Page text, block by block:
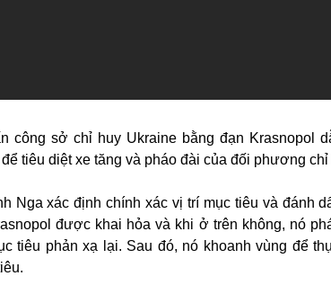
công sở chỉ huy Ukraine bằng đạn Krasnopol
tiêu diệt xe tăng và pháo đài của đối phương chỉ
Nga xác định chính xác vị trí mục tiêu và đánh
được khai hỏa và khi ở trên không, nó
tiêu phản xạ lại. Sau đó, nó khoanh vùng để